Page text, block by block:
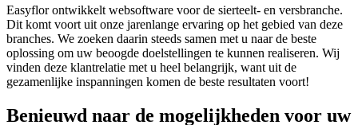
Easyflor ontwikkelt websoftware voor de sierteelt- en versbranche.
Dit komt voort uit onze jarenlange ervaring op het gebied van deze
branches. We zoeken daarin steeds samen met u naar de beste
oplossing om uw beoogde doelstellingen te kunnen realiseren. Wij
vinden deze klantrelatie met u heel belangrijk, want uit de
gezamenlijke inspanningen komen de beste resultaten voort!
Benieuwd naar de mogelijkheden voor uw